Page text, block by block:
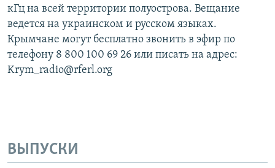
кГц на всей территории полуострова. Вещание
ведется на украинском и русском языках.
Крымчане могут бесплатно звонить в эфир по
телефону 8 800 100 69 26 или писать на адрес:
Krym_radio@rferl.org
ВЫПУСКИ